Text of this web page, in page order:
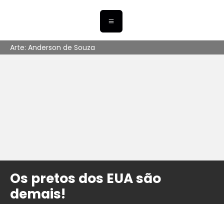
Arte: Anderson de Souza
Os pretos dos EUA são
demais!